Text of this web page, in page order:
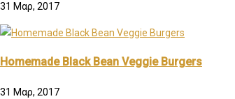
31 Μαρ, 2017
Homemade Black Bean Veggie Burgers
31 Μαρ, 2017